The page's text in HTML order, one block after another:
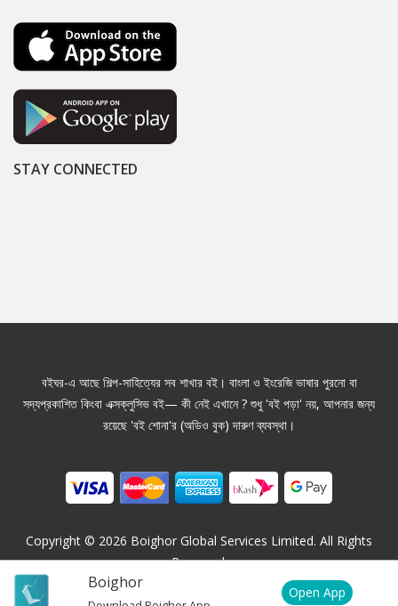
Boighor
Open App
STAY CONNECTED
বইঘর-এ আছে শিল্প-সাহিত্যের সব শাখার বই। বাংলা ও ইংরেজি ভাষার পুরনো বা
সদ্যপ্রকাশিত কিংবা এক্সক্লুসিভ বই— কী নেই এখানে ? শুধু 'বই পড়া' নয়, আপনার জন্য
রয়েছে 'বই শোনা'র (অডিও বুক) দারুণ ব্যবস্থা।
Copyright © 2026 Boighor Global Services Limited. All Rights
Reserved.